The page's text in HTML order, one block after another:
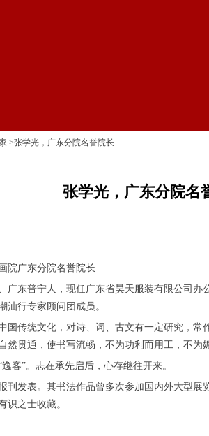
>张学光，广东分院名誉院长
张学光，广东分院名
院广东分院名誉院长
广东普宁人，现任广东省昊天服装有限公司办
汕行专家顾问团成员。
国传统文化，对诗、词、古文有一定研究，常
然贯通，使书写流畅，不为功利而用工，不为
逸客”。志在承先启后，心存继往开来。
刊发表。其书法作品曾多次参加国内外大型展
识之士收藏。